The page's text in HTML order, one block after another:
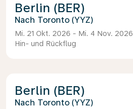
Berlin (BER)
Toronto (YYZ)
Mi. 21 Okt. 2026 - Mi. 4 Nov. 2026
Hin- und Rückflug
Berlin (BER)
Toronto (YYZ)